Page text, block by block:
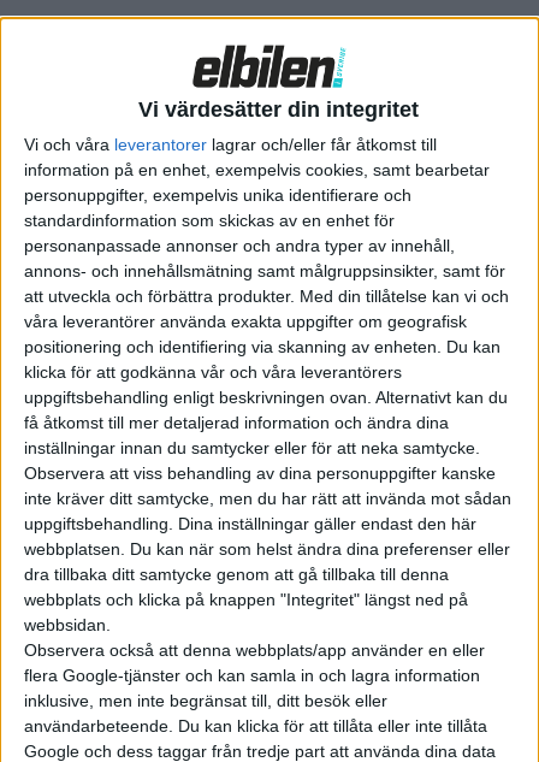
Vi värdesätter din integritet
Vi och våra leverantorer lagrar och/eller får åtkomst till
information på en enhet, exempelvis cookies, samt bearbetar
personuppgifter, exempelvis unika identifierare och
standardinformation som skickas av en enhet för
personanpassade annonser och andra typer av innehåll,
annons- och innehållsmätning samt målgruppsinsikter, samt för
att utveckla och förbättra produkter. Med din tillåtelse kan vi och
våra leverantörer använda exakta uppgifter om geografisk
positionering och identifiering via skanning av enheten. Du kan
klicka för att godkänna vår och våra leverantörers
uppgiftsbehandling enligt beskrivningen ovan. Alternativt kan du
få åtkomst till mer detaljerad information och ändra dina
inställningar innan du samtycker eller för att neka samtycke.
Observera att viss behandling av dina personuppgifter kanske
inte kräver ditt samtycke, men du har rätt att invända mot sådan
uppgiftsbehandling. Dina inställningar gäller endast den här
webbplatsen. Du kan när som helst ändra dina preferenser eller
dra tillbaka ditt samtycke genom att gå tillbaka till denna
webbplats och klicka på knappen "Integritet" längst ned på
webbsidan.
Observera också att denna webbplats/app använder en eller
flera Google-tjänster och kan samla in och lagra information
inklusive, men inte begränsat till, ditt besök eller
användarbeteende. Du kan klicka för att tillåta eller inte tillåta
Google och dess taggar från tredje part att använda dina data
sekunder till 6,2 sekunder.Batteriet är samma på 81,4 kWh och
räckvidden hos Kia EV5 GT är 47,6 mil (upp till 53 mil för
framhjulsdrivna Kia EV5).
I GT-utförande kommer EV5 med fälgar på 20 tum, systemet
Pre-view Electronic Controlled Suspension där stötdämparna
anpassar sig till vägen samt ventilerade Relaxation-säten som
standard. Även panoramaglastak, head up-display, ett
ljudsystem från Harman Kardon, digital nyckel och 360-
graderskamera ingår som standard. Som innan rymmer
bagaget 566 liter och Kia EV5 GT har Vehicle to Load (V2L) för
att ladda prylar med högvoltsbatteriet och är förberedd för
Vehicle to Home (V2H) och Vehicle to Grid (V2G).